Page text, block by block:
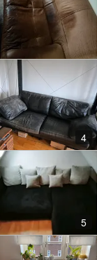
4
5